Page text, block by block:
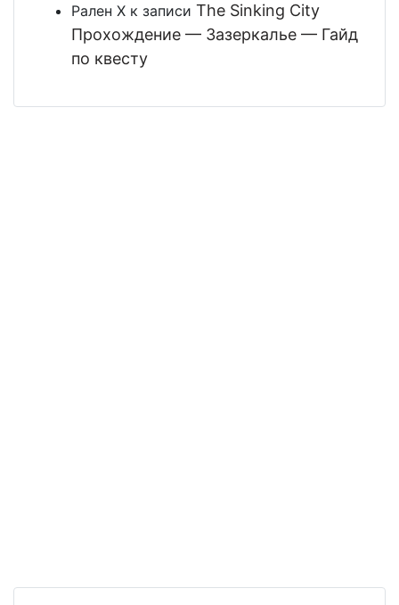
Рален Х к записи The Sinking City
Прохождение — Зазеркалье — Гайд
по квесту